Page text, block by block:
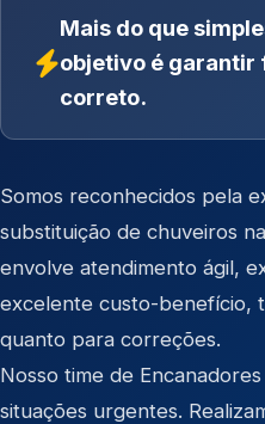
Mais do que
objetivo é garantir
correto.
Somos reconhecidos pela
substituição de chuveiros
envolve atendimento ágil,
excelente custo-benefício,
quanto para correções.
Nosso time de
situações urgentes.